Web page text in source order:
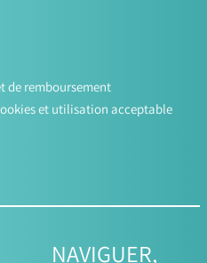
de remboursement
et utilisation acceptable
NAVIGUER,